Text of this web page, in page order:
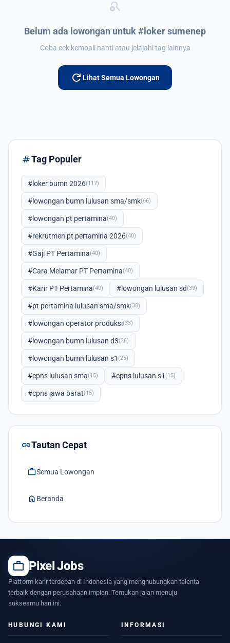
search_off
Belum ada lowongan untuk #loker sumenep
Coba cek kembali nanti atau jelajahi tag lainnya
refresh Lihat Semua Lowongan
tagTag Populer
#loker bumn 2026(117)
#lowongan bumn lulusan sma/smk(66)
#lowongan pt pertamina(40)
#rekrutmen pt pertamina 2026(40)
#Gaji PT Pertamina(40)
#Cara Melamar PT Pertamina(40)
#Karir PT Pertamina(40) #lowongan lulusan sd(39)
#pt pertamina lulusan sma/smk(38)
#lowongan operator produksi(33)
#lowongan bumn lulusan d3(26)
#lowongan bumn lulusan s1 (25)
#cpns lulusan sma(15) #cpns lulusan s1 (15)
#cpns jawa barat(15)
linkTautan Cepat
workSemua Lowongan
home Beranda
work Pixel Jobs
Platform karir terdepan di Indonesia yang menghubungkan talenta
terbaik dengan perusahaan impian. Temukan jalan menuju
suksesmu hari ini.
HUBUNGI KAMI INFORMASI